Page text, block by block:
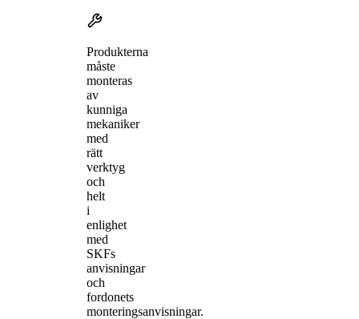
Produkterna
måste
monteras
av
kunniga
mekaniker
med
rätt
verktyg
och
helt
i
enlighet
med
SKFs
anvisningar
och
fordonets
monteringsanvisningar.